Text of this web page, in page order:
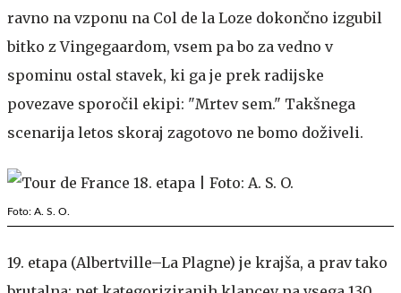
ravno na vzponu na Col de la Loze dokončno izgubil
bitko z Vingegaardom, vsem pa bo za vedno v
spominu ostal stavek, ki ga je prek radijske
povezave sporočil ekipi: "Mrtev sem." Takšnega
scenarija letos skoraj zagotovo ne bomo doživeli.
Foto: A. S. O.
19. etapa (Albertville–La Plagne) je krajša, a prav tako